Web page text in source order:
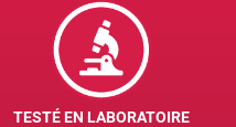
TESTÉ EN LABORATOIRE